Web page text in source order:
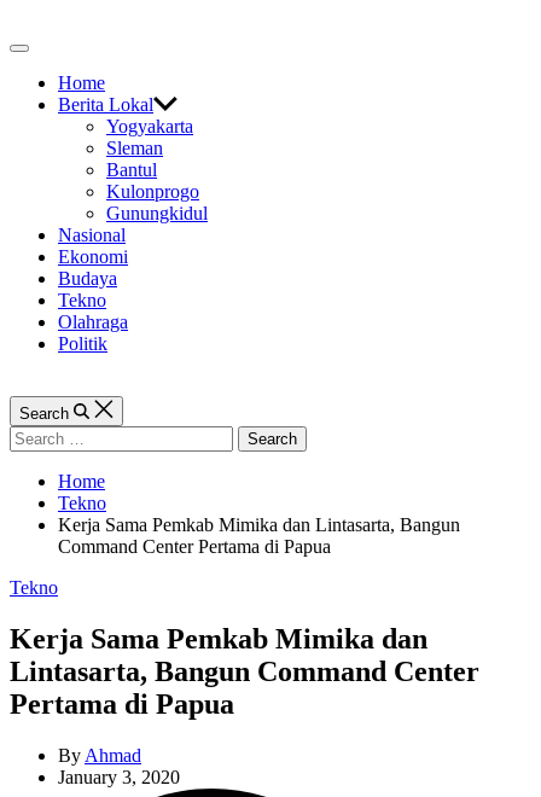
to
Off
CanvasHome
Berita Lokal
Yogyakarta
Sleman
Bantul
Kulonprogo
Gunungkidul
Nasional
Ekonomi
Budaya
Tekno
Olahraga
Politik
Search
Search
for:
Home
Tekno
Kerja Sama Pemkab Mimika dan Lintasarta, Bangun
Command Center Pertama di Papua
Categories
Tekno
Kerja Sama Pemkab Mimika dan
Lintasarta, Bangun Command Center
Pertama di Papua
By Ahmad
January 3, 2020